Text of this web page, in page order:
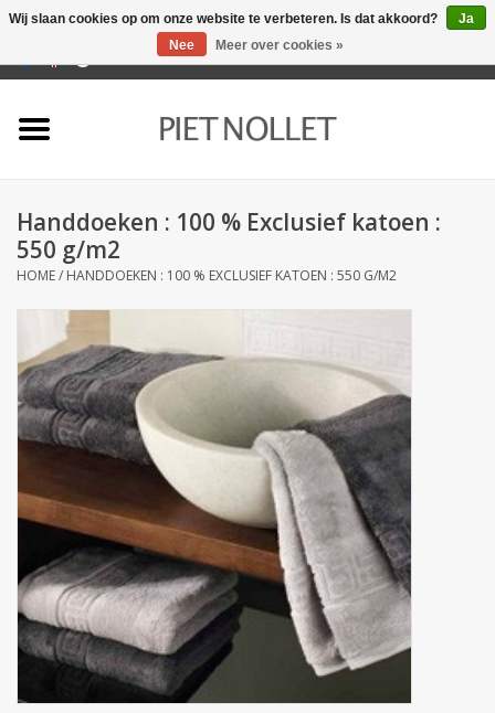
Badlinnen
Tafellinnen
Keukenlinnen
Zakdoeken
Pullover
Huis en nacht kledij ( HEREN
Handdoeken : 100 % Exclusief katoen :
550 g/m2
HOME/ HANDDOEKEN : 100 % EXCLUSIEF KATOEN : 550 G/M2
Wij slaan cookies op om onze website te verbeteren. Is dat akkoord?
Ja
Nee
Meer over cookies »